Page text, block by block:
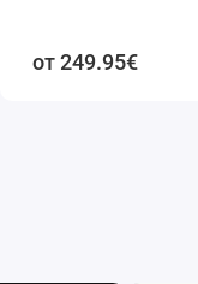
от 249.95€